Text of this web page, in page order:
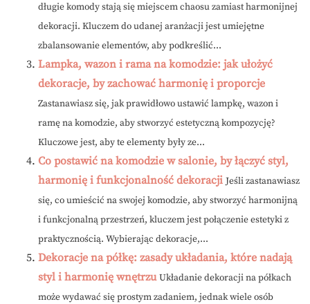
długie komody stają się miejscem chaosu zamiast harmonijnej
dekoracji. Kluczem do udanej aranżacji jest umiejętne
zbalansowanie elementów, aby podkreślić...
Lampka, wazon i rama na komodzie: jak ułożyć
dekoracje, by zachować harmonię i proporcje
Zastanawiasz się, jak prawidłowo ustawić lampkę, wazon i
ramę na komodzie, aby stworzyć estetyczną kompozycję?
Kluczowe jest, aby te elementy były ze...
Co postawić na komodzie w salonie, by łączyć styl,
harmonię i funkcjonalność dekoracji Jeśli zastanawiasz
się, co umieścić na swojej komodzie, aby stworzyć harmonijną
i funkcjonalną przestrzeń, kluczem jest połączenie estetyki z
praktycznością. Wybierając dekoracje,...
Dekoracje na półkę: zasady układania, które nadają
styl i harmonię wnętrzu Układanie dekoracji na półkach
może wydawać się prostym zadaniem, jednak wiele osób